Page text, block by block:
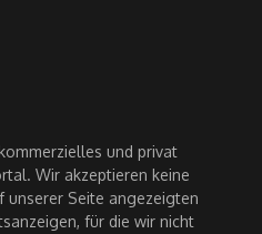
und privat
Wir akzeptieren keine
Seite angezeigten
für die wir nicht